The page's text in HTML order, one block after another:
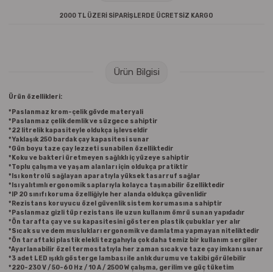
Sümen Takımları
Zımba Telleri
Zımbalar
Daksiller
Kaşe Gereçleri
Yapıştırıcılar
Beslenme Çantaları
Ebru Boyaları
Fırçalar
Guaj Boyaları
Kuru Boyalar
Mum Boyalar
2000 TL ÜZERİ SİPARİŞLERDE ÜCRETSİZ KARGO
Ürün Bilgisi
Ürün özellikleri:
*Paslanmaz krom-çelik gövde materyali
*Paslanmaz çelik demlik ve süzgece sahiptir
*22 litrelik kapasiteyle oldukça işlevseldir
*Yaklaşık 250 bardak çay kapasitesi sunar
*Gün boyu taze çay lezzeti sunabilen özelliktedir
*Koku ve bakteri üretmeyen sağlıklı iç yüzeye sahiptir
*Toplu çalışma ve yaşam alanları için oldukça pratiktir
*Isı kontrolü sağlayan aparatıyla yüksek tasarruf sağlar
*Isı yalıtımlı ergonomik saplarıyla kolayca taşınabilir özelliktedir
*IP 20 sınıfı koruma özelliğiyle her alanda oldukça güvenlidir
*Rezistans koruyucu özel güvenlik sistem korumasına sahiptir
*Paslanmaz gizli tüp rezistans ile uzun kullanım ömrü sunan yapıdadır
*Ön tarafta çay ve su kapasitesini gösteren plastik çubuklar yer alır
*Sıcak su ve dem muslukları ergonomik ve damlatma yapmayan niteliktedir
*Ön taraftaki plastik elekli tezgahıyla çok daha temiz bir kullanım sergiler
*Ayarlanabilir özel termostatıyla her zaman sıcak ve taze çay imkanı sunar
*3 adet LED ışıklı gösterge lambası ile anlık durumu ve takibi görülebilir
*220-230 V / 50-60 Hz / 10 A / 2500 W çalışma, gerilim ve güç tüketim